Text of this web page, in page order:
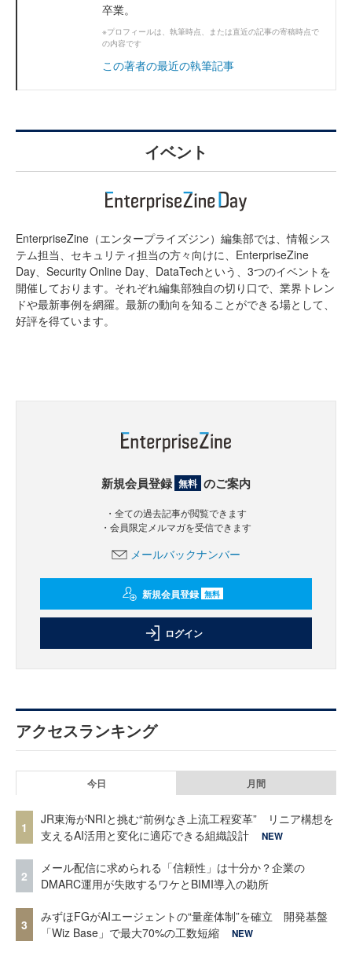
卒業。
※プロフィールは、執筆時点、または直近の記事の寄稿時点で
の内容です
この著者の最近の執筆記事
イベント
EnterpriseZine（エンタープライズジン）編集部では、情報シス
テム担当、セキュリティ担当の方々向けに、EnterpriseZine
Day、Security Online Day、DataTechという、3つのイベントを
開催しております。それぞれ編集部独自の切り口で、業界トレン
ドや最新事例を網羅。最新の動向を知ることができる場として、
好評を得ています。
新規会員登録 無料 のご案内
・全ての過去記事が閲覧できます
・会員限定メルマガを受信できます
メールバックナンバー
新規会員登録 無料
ログイン
アクセスランキング
今日 月間
1
JR東海がNRIと挑む“前例なき上流工程変革” リニア構想を
支えるAI活用と変化に適応できる組織設計
NEW
2
メール配信に求められる「信頼性」は十分か？企業の
DMARC運用が失敗するワケとBIMI導入の勘所
3
みずほFGがAIエージェントの“量産体制”を確立 開発基盤
「Wiz Base」で最大70%の工数短縮
NEW